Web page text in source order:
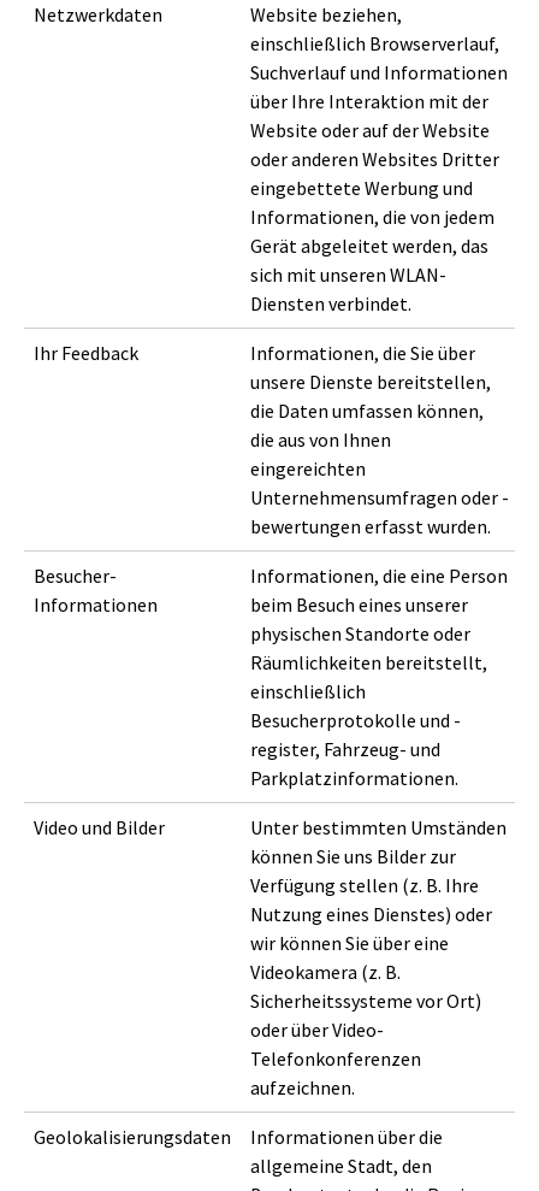
Netzwerkdaten
Website beziehen,
einschließlich Browserverlauf,
Suchverlauf und Informationen
über Ihre Interaktion mit der
Website oder auf der Website
oder anderen Websites Dritter
eingebettete Werbung und
Informationen, die von jedem
Gerät abgeleitet werden, das
sich mit unseren WLAN-
Diensten verbindet.
Ihr Feedback
Informationen, die Sie über
unsere Dienste bereitstellen,
die Daten umfassen können,
die aus von Ihnen
eingereichten
Unternehmensumfragen oder -
bewertungen erfasst wurden.
Besucher-
Informationen
Informationen, die eine Person
beim Besuch eines unserer
physischen Standorte oder
Räumlichkeiten bereitstellt,
einschließlich
Besucherprotokolle und -
register, Fahrzeug- und
Parkplatzinformationen.
Video und Bilder
Unter bestimmten Umständen
können Sie uns Bilder zur
Verfügung stellen (z. B. Ihre
Nutzung eines Dienstes) oder
wir können Sie über eine
Videokamera (z. B.
Sicherheitssysteme vor Ort)
oder über Video-
Telefonkonferenzen
aufzeichnen.
Geolokalisierungsdaten
Informationen über die
allgemeine Stadt, den